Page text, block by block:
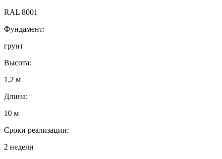
RAL 8001
Фундамент:
грунт
Высота:
1,2 м
Длина:
10 м
Сроки реализации:
2 недели